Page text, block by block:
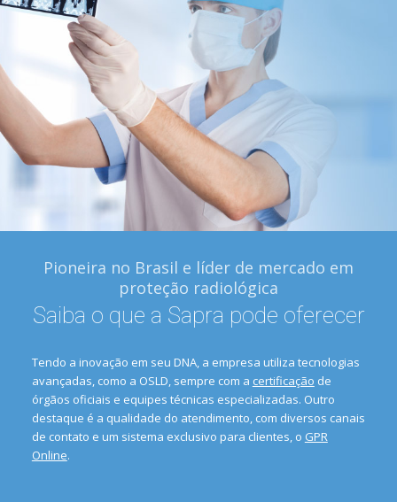
Pioneira no Brasil e líder de mercado em
proteção radiológica
Saiba o que a Sapra pode oferecer
Tendo a inovação em seu DNA, a empresa utiliza tecnologias
avançadas, como a OSLD, sempre com a certificação de
órgãos oficiais e equipes técnicas especializadas. Outro
destaque é a qualidade do atendimento, com diversos canais
de contato e um sistema exclusivo para clientes, o GPR
Online.